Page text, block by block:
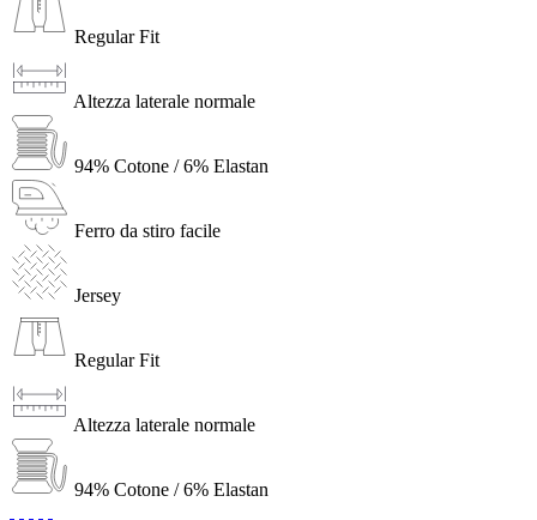
Regular Fit
Altezza laterale normale
94% Cotone / 6% Elastan
Ferro da stiro facile
Jersey
Regular Fit
Altezza laterale normale
94% Cotone / 6% Elastan